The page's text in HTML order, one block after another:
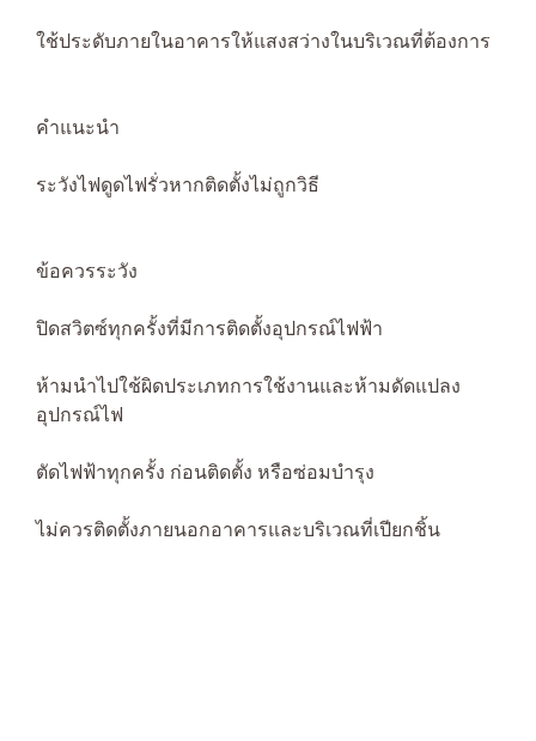
ใช้ประดับภายในอาคารให้แสงสว่างในบริเวณที่ต้องการ
คำแนะนำ
ระวังไฟดูดไฟรั่วหากติดตั้งไม่ถูกวิธี
ข้อควรระวัง
ปิดสวิตซ์ทุกครั้งที่มีการติดตั้งอุปกรณ์ไฟฟ้า
ห้ามนำไปใช้ผิดประเภทการใช้งานและห้ามดัดแปลง
อุปกรณ์ไฟ
ตัดไฟฟ้าทุกครั้ง ก่อนติดตั้ง หรือซ่อมบำรุง
ไม่ควรติดตั้งภายนอกอาคารและบริเวณที่เปียกชิ้น